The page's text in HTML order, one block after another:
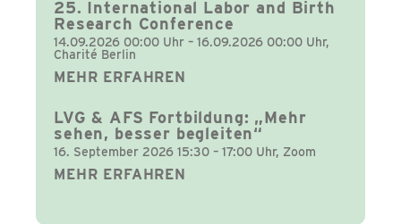
25. International Labor and Birth
Research Conference
14.09.2026 00:00 Uhr – 16.09.2026 00:00 Uhr,
Charité Berlin
MEHR ERFAHREN
LVG & AFS Fortbildung: „Mehr
sehen, besser begleiten“
16. September 2026 15:30 – 17:00 Uhr, Zoom
MEHR ERFAHREN